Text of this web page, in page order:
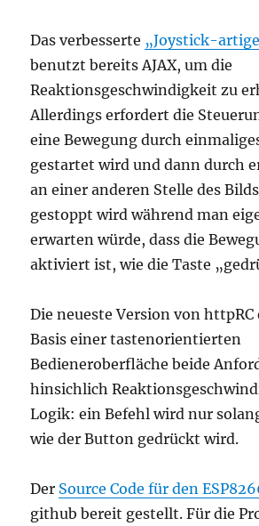
Das verbesserte „Joystick-
benutzt bereits AJAX, um die
Reaktionsgeschwindigkeit zu
Allerdings erfordert die
eine Bewegung durch
gestartet wird und dann durch
an einer anderen Stelle des
gestoppt wird während man
erwarten würde, dass die
aktiviert ist, wie die Taste
Die neueste Version von
Basis einer tastenorientierten
Bedieneroberfläche beide
hinsichlich
Logik: ein Befehl wird nur
wie der Button gedrückt wird.
Der Source Code für den
github bereit gestellt. Für die